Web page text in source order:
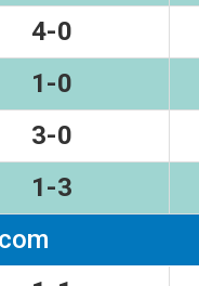
4-0
1-0
3-0
1-3